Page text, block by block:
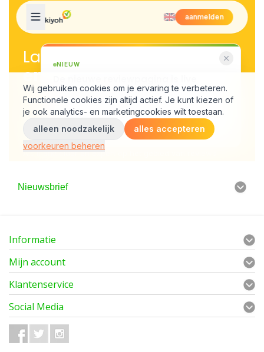
Nieuwsbrief
Informatie
Mijn account
Klantenservice
Social Media